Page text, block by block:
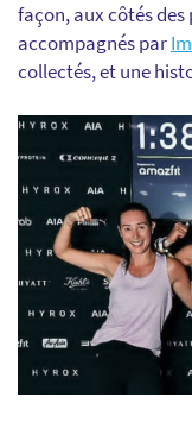
façon, aux côtés
accompagnés par
collectés, et une